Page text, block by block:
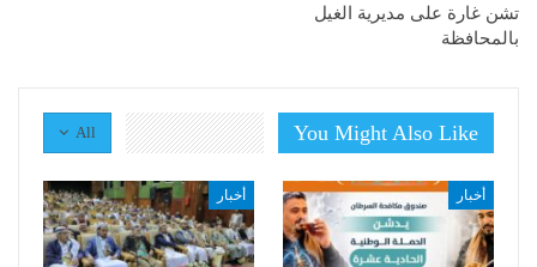
تشن غارة على مديرية الغيل
بالمحافظة
All You Might Also Like
أخبار أخبار